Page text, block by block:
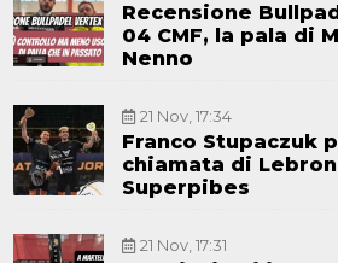
Recensione
04 CMF, la pala di
Nenno
21 Nov, 17:34
Franco Stupaczuk
chiamata di
Superpibes
21 Nov, 17:31